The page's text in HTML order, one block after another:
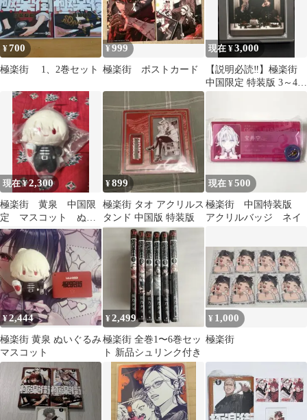
¥700
極楽街 1、2巻セット
¥999
極楽街 ポストカード
現在 ¥3,000
【説明必読‼️】極楽街
中国限定 特装版 3～4巻
現在 ¥2,300
極楽街 黄泉 中国限
定 マスコット ぬい
ぐるみ キーホルダー
¥899
極楽街 タオ アクリルス
タンド 中国版 特装版
現在 ¥500
極楽街 中国特装版
アクリルバッジ ネイ
¥2,444
極楽街 黄泉 ぬいぐるみ
マスコット
¥2,499
極楽街 全巻1〜6巻セッ
ト 新品シュリンク付き
¥ 1,000
極楽街